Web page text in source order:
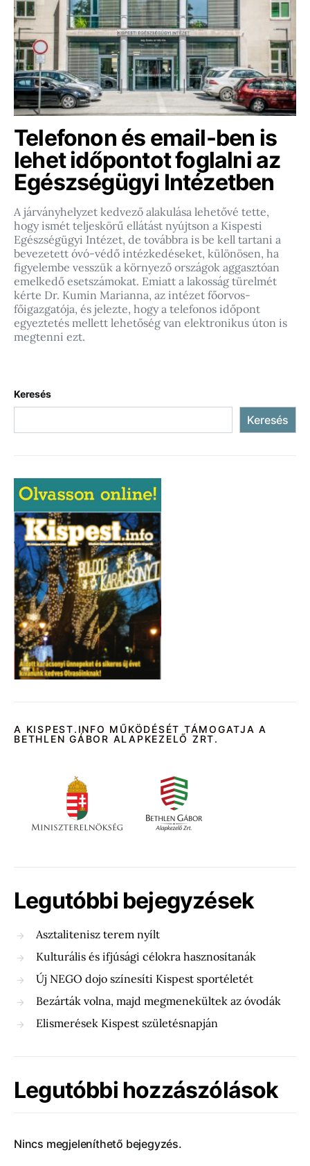
Telefonon és email-ben is
lehet időpontot foglalni az
Egészségügyi Intézetben
A járványhelyzet kedvező alakulása lehetővé tette,
hogy ismét teljeskörű ellátást nyújtson a Kispesti
Egészségügyi Intézet, de továbbra is be kell tartani a
bevezetett óvó-védő intézkedéseket, különösen, ha
figyelembe vesszük a környező országok aggasztóan
emelkedő esetszámokat. Emiatt a lakosság türelmét
kérte Dr. Kumin Marianna, az intézet főorvos-
főigazgatója, és jelezte, hogy a telefonos időpont
egyeztetés mellett lehetőség van elektronikus úton is
megtenni ezt.
Keresés
Keresés
A KISPEST.INFO MŰKÖDÉSÉT TÁMOGATJA A
BETHLEN GÁBOR ALAPKEZELŐ ZRT.
Legutóbbi bejegyzések
Asztalitenisz terem nyílt
Kulturális és ifjúsági célokra hasznosítanák
Új NEGO dojo színesíti Kispest sportéletét
Bezárták volna, majd megmenekültek az óvodák
Elismerések Kispest születésnapján
Legutóbbi hozzászólások
Nincs megjeleníthető bejegyzés.